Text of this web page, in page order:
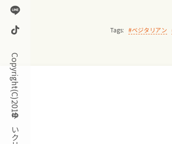
Line
TikTok
Tags:
ベジタリアン